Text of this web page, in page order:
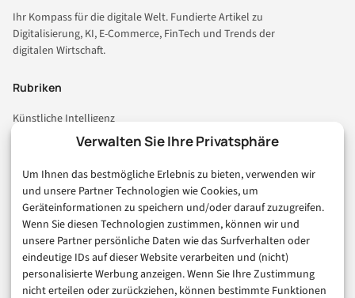
Verwalten Sie Ihre Privatsphäre
Um Ihnen das bestmögliche Erlebnis zu bieten, verwenden wir
und unsere Partner Technologien wie Cookies, um
Geräteinformationen zu speichern und/oder darauf zuzugreifen.
Wenn Sie diesen Technologien zustimmen, können wir und
unsere Partner persönliche Daten wie das Surfverhalten oder
eindeutige IDs auf dieser Website verarbeiten und (nicht)
personalisierte Werbung anzeigen. Wenn Sie Ihre Zustimmung
nicht erteilen oder zurückziehen, können bestimmte Funktionen
Ihr Kompass für die digitale Welt. Fundierte Artikel zu
Digitalisierung, KI, E-Commerce, FinTech und Trends der
digitalen Wirtschaft.
Rubriken
Künstliche Intelligenz
Technologie & IT
Consumer & Digital Life
Marketing
Finanzen & FinTech
Business & Karriere
Sicherheit & Recht
Digitalisierung